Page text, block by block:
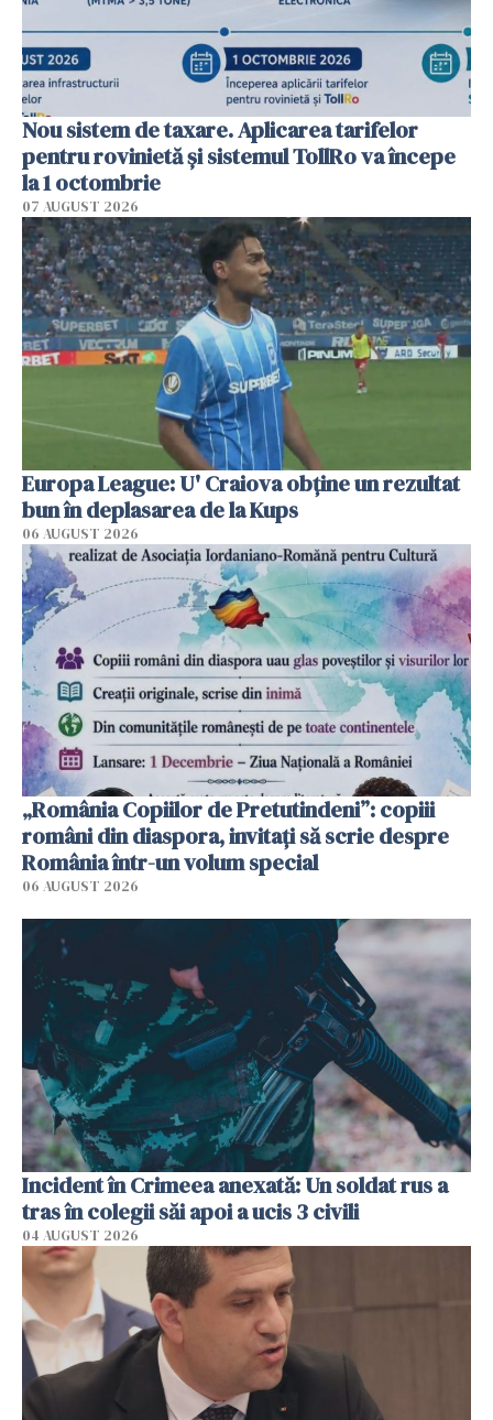
Nou sistem de taxare. Aplicarea tarifelor
pentru rovinietă şi sistemul TollRo va începe
la 1 octombrie
07 AUGUST 2026
Europa League: U' Craiova obține un rezultat
bun în deplasarea de la Kups
06 AUGUST 2026
„România Copiilor de Pretutindeni”: copiii
români din diaspora, invitați să scrie despre
România într-un volum special
06 AUGUST 2026
Incident în Crimeea anexată: Un soldat rus a
tras în colegii săi apoi a ucis 3 civili
04 AUGUST 2026